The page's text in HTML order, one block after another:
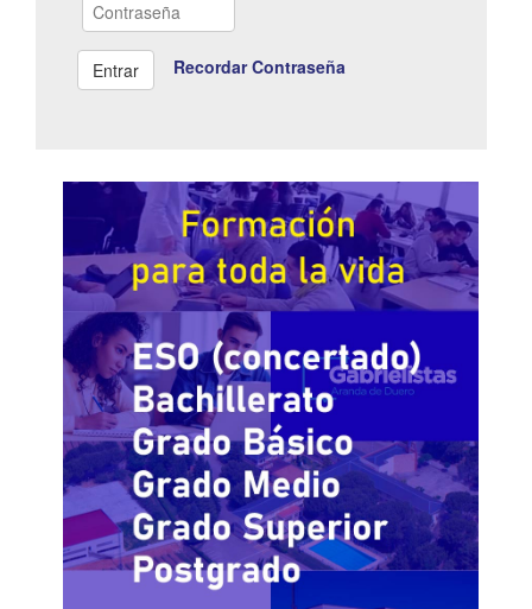
Recordar Contraseña